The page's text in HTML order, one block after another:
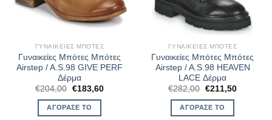
ΓΥΝΑΙΚΕΊΕΣ ΜΠΌΤΕΣ
Γυναικείες Μπότες Μπότες
Airstep / A.S.98 GIVE PERF
Δέρμα
€204,00 Original
was:
€204,00.
€183,60Η
ΑΓΌΡΑΣΈ ΤΟ
ΓΥΝΑΙΚΕΊΕΣ ΜΠΌΤΕΣ
Γυναικείες Μπότες Μπότες
Airstep / A.S.98 HEAVEN
LACE Δέρμα
€282,00 Original
was:
€282,00.
€211,50Η
ΑΓΌΡΑΣΈ ΤΟ